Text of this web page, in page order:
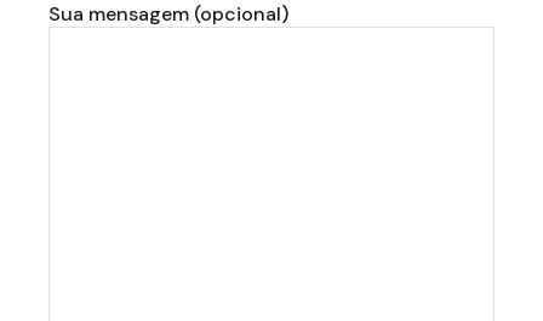
Sua mensagem (opcional)